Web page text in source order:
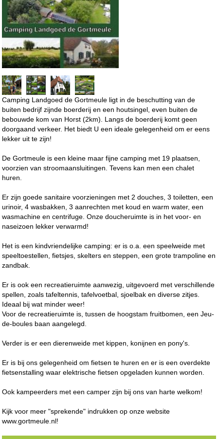
Camping Landgoed de Gortmeule ligt in de beschutting van de
buiten bedrijf zijnde boerderij en een houtsingel, even buiten de
bebouwde kom van Horst (2km). Langs de boerderij komt geen
doorgaand verkeer. Het biedt U een ideale gelegenheid om er eens
lekker uit te zijn!
De Gortmeule is een kleine maar fijne camping met 19 plaatsen,
voorzien van stroomaansluitingen. Tevens kan men een chalet
huren.
Er zijn goede sanitaire voorzieningen met 2 douches, 3 toiletten, een
urinoir, 4 wasbakken, 3 aanrechten met koud en warm water, een
wasmachine en centrifuge. Onze doucheruimte is in het voor- en
naseizoen lekker verwarmd!
Het is een kindvriendelijke camping: er is o.a. een speelweide met
speeltoestellen, fietsjes, skelters en steppen, een grote trampoline en
zandbak.
Er is ook een recreatieruimte aanwezig, uitgevoerd met verschillende
spellen, zoals tafeltennis, tafelvoetbal, sjoelbak en diverse zitjes.
Ideaal bij wat minder weer!
Voor de recreatieruimte is, tussen de hoogstam fruitbomen, een Jeu-
de-boules baan aangelegd.
Verder is er een dierenweide met kippen, konijnen en pony's.
Er is bij ons gelegenheid om fietsen te huren en er is een overdekte
fietsenstalling waar elektrische fietsen opgeladen kunnen worden.
Ook kampeerders met een camper zijn bij ons van harte welkom!
Kijk voor meer "sprekende" indrukken op onze website
www.gortmeule.nl!